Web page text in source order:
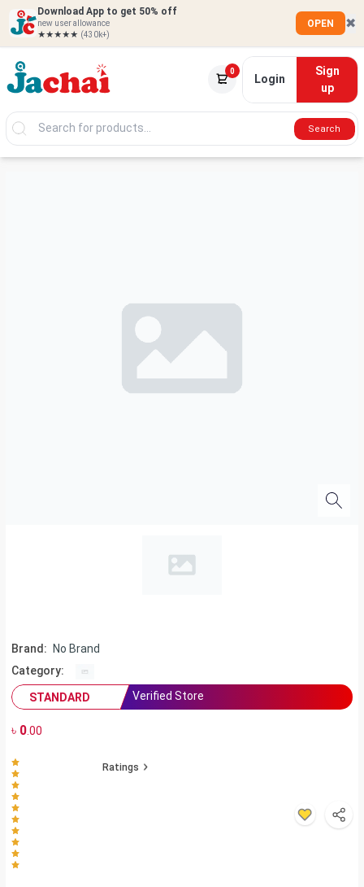
Download App to get 50% off
new user allowance
★★★★★ (430k+)
OPEN ✖
0
Login
Sign
up
Search
Brand:
No Brand
Category:
STANDARD
Verified Store
৳ 0.00
Ratings